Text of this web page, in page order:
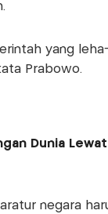
yang
Prabowo.
Dunia
negara